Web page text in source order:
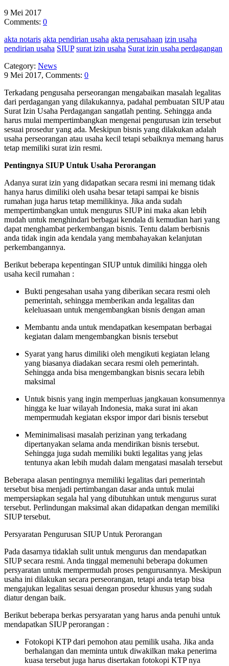
9 Mei 2017
Comments: 0
akta notaris akta pendirian usaha akta perusahaan izin usaha
pendirian usaha SIUP surat izin usaha Surat izin usaha perdagangan
Category: News
9 Mei 2017, Comments: 0
Terkadang pengusaha perseorangan mengabaikan masalah legalitas
dari perdagangan yang dilakukannya, padahal pembuatan SIUP atau
Surat Izin Usaha Perdagangan sangatlah penting. Sehingga anda
harus mulai mempertimbangkan mengenai pengurusan izin tersebut
sesuai prosedur yang ada. Meskipun bisnis yang dilakukan adalah
usaha perseorangan atau usaha kecil tetapi sebaiknya memang harus
tetap memiliki surat izin resmi.
Pentingnya SIUP Untuk Usaha Perorangan
Adanya surat izin yang didapatkan secara resmi ini memang tidak
hanya harus dimiliki oleh usaha besar tetapi sampai ke bisnis
rumahan juga harus tetap memilikinya. Jika anda sudah
mempertimbangkan untuk mengurus SIUP ini maka akan lebih
mudah untuk menghindari berbagai kendala di kemudian hari yang
dapat menghambat perkembangan bisnis. Tentu dalam berbisnis
anda tidak ingin ada kendala yang membahayakan kelanjutan
perkembangannya.
Berikut beberapa kepentingan SIUP untuk dimiliki hingga oleh
usaha kecil rumahan :
Bukti pengesahan usaha yang diberikan secara resmi oleh
pemerintah, sehingga memberikan anda legalitas dan
keleluasaan untuk mengembangkan bisnis dengan aman
Membantu anda untuk mendapatkan kesempatan berbagai
kegiatan dalam mengembangkan bisnis tersebut
Syarat yang harus dimiliki oleh mengikuti kegiatan lelang
yang biasanya diadakan secara resmi oleh pemerintah.
Sehingga anda bisa mengembangkan bisnis secara lebih
maksimal
Untuk bisnis yang ingin memperluas jangkauan konsumennya
hingga ke luar wilayah Indonesia, maka surat ini akan
mempermudah kegiatan ekspor impor dari bisnis tersebut
Meminimalisasi masalah perizinan yang terkadang
dipertanyakan selama anda mendirikan bisnis tersebut.
Sehingga juga sudah memiliki bukti legalitas yang jelas
tentunya akan lebih mudah dalam mengatasi masalah tersebut
Beberapa alasan pentingnya memiliki legalitas dari pemerintah
tersebut bisa menjadi pertimbangan dasar anda untuk mulai
mempersiapkan segala hal yang dibutuhkan untuk mengurus surat
tersebut. Perlindungan maksimal akan didapatkan dengan memiliki
SIUP tersebut.
Persyaratan Pengurusan SIUP Untuk Perorangan
Pada dasarnya tidaklah sulit untuk mengurus dan mendapatkan
SIUP secara resmi. Anda tinggal memenuhi beberapa dokumen
persyaratan untuk mempermudah proses pengurusannya. Meskipun
usaha ini dilakukan secara perseorangan, tetapi anda tetap bisa
mengajukan legalitas sesuai dengan prosedur khusus yang sudah
diatur dengan baik.
Berikut beberapa berkas persyaratan yang harus anda penuhi untuk
mendapatkan SIUP perorangan :
Fotokopi KTP dari pemohon atau pemilik usaha. Jika anda
berhalangan dan meminta untuk diwakilkan maka penerima
kuasa tersebut juga harus disertakan fotokopi KTP nya